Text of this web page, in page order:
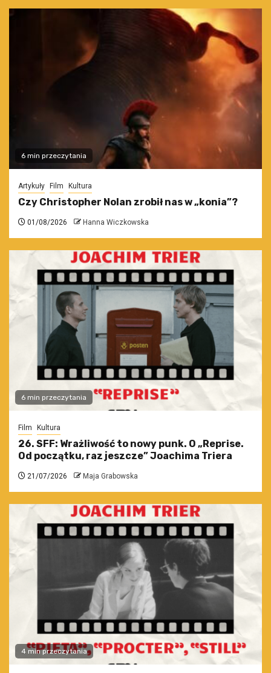
6 min przeczytania
Artykuły Film Kultura
Czy Christopher Nolan zrobił nas w „konia”?
01/08/2026 Hanna Wiczkowska
6 min przeczytania
Film Kultura
26. SFF: Wrażliwość to nowy punk. O „Reprise.
Od początku, raz jeszcze” Joachima Triera
21/07/2026 Maja Grabowska
4 min przeczytania